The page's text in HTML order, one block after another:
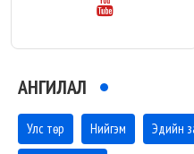
АНГИЛАЛ
Улс төр Нийгэм Эдийн